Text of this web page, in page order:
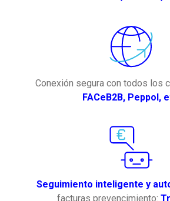
Conexión segura con todos los
FACeB2B, Peppol,
Seguimiento inteligente y
facturas prevencimiento: